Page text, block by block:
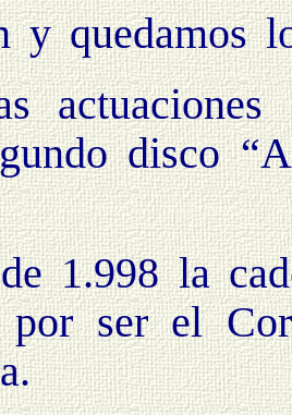
y quedamos
disco
1.998 la
por ser el